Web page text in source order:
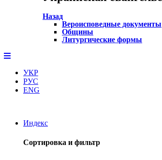
Назад
Вероисповедные документы
Общины
Литургические формы
УКР
РУС
ENG
Индекс
Сортировка и фильтр